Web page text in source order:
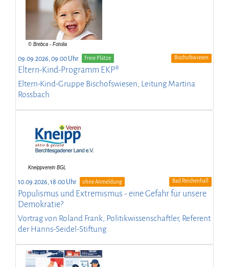
09.09.2026, 09:00 Uhr Freie Plätze Bischofswiesen
Eltern-Kind-Programm EKP®
Eltern-Kind-Gruppe Bischofswiesen, Leitung Martina
Rossbach
10.09.2026, 18:00 Uhr ohne Anmeldung Bad Reichenhall
Populismus und Extremismus - eine Gefahr für unsere
Demokratie?
Vortrag von Roland Frank, Politikwissenschaftler, Referent
der Hanns-Seidel-Stiftung